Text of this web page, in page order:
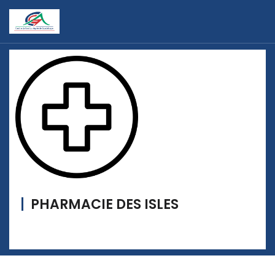
PHARMACIE DES ISLES